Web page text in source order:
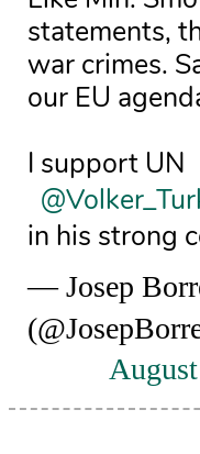
statements,
war crimes.
our EU
I support UN
in his strong
— Josep